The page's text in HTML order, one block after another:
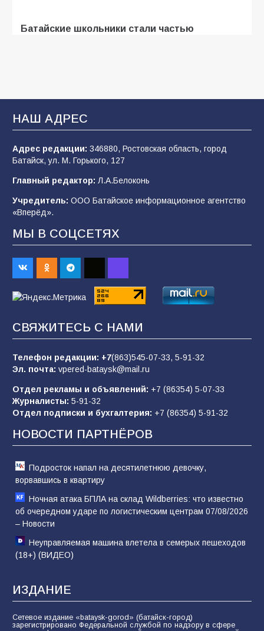
Батайские школьники стали частью
«Мобилизация или набор?» Что на самом
деле происходит в армии России в августе
2026 года
В Батайске продолжаются дорожные работы
98 04.08.2026
«Пургу нести — не поля переходить»: почему
заявления о мобилизации — это
пропагандистский вброс
01.08.2026
Будет ли мобилизация в России в 2026 году
84 06.08.2026
«Слухами Москву не возьмёшь»: почему
заявления Киева о мобилизации — это
отчаяние, а не разведка
81 02.08.2026
НАШ АДРЕС
Адрес редакции: 346880, Ростовская область, город
Батайск, ул. М. Горького, 127
Главный редактор: Л.А.Белоконь
Учредитель: ООО Батайское информационное агентство
«Вперёд».
МЫ В СОЦСЕТЯХ
СВЯЖИТЕСЬ С НАМИ
Телефон редакции: +7(863)545-07-33, 5-91-32
Эл. почта: vpered-bataysk@mail.ru
Отдел рекламы и объявлений: +7 (86354) 5-07-33
Журналисты: 5-91-32
Отдел подписки и бухгалтерия: +7 (86354) 5-91-32
НОВОСТИ ПАРТНЁРОВ
Подросток напал на десятилетнюю девочку,
ворвавшись в квартиру
Ночная атака БПЛА на склад Wildberries: что известно
об очередном ударе по логистическим центрам 07/08/2026
– Новости
Неуправляемая машина влетела в семерых пешеходов
(18+) (ВИДЕО)
ИЗДАНИЕ
Сетевое издание «bataysk-gorod» (батайск-город)
зарегистрировано Федеральной службой по надзору в сфере